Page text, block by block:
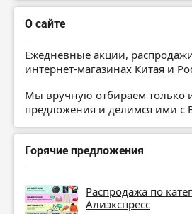
О сайте
Ежедневные акции,
интернет-магазинах Китая и
Мы вручную отбираем только
предложения и делимся ими с
Горячие предложения
Распродажа по
Алиэкспресс